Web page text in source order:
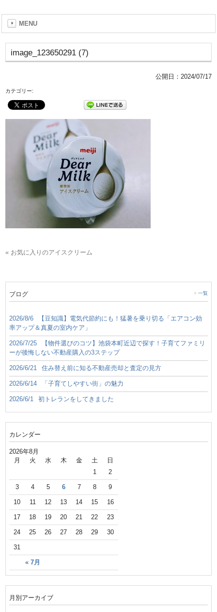
MENU
image_123650291 (7)
公開日： 2024/07/17
カテゴリー:
« お気に入りのアイスクリーム
ブログ 一覧
2026/8/6
【豆知識】電気代節約にも！猛暑を乗り切る「エアコン効
率アップ＆真夏の室内ケア」
2026/7/25
【物件選びのコツ】池袋本町近辺で探す！子育てファミリ
ーが後悔しない不動産購入の3ステップ
2026/6/21 住み替え前に知る不動産売却と査定の見方
2026/6/14 「子育てしやすい街」の魅力
2026/6/1 初トレランをしてきました
カレンダー
2026年8月
月 火 水 木 金 土 日
« 7月
1 2
3 4 5 6 7 8 9
10 11 12 13 14 15 16
17 18 19 20 21 22 23
24 25 26 27 28 29 30
31
月別アーカイブ